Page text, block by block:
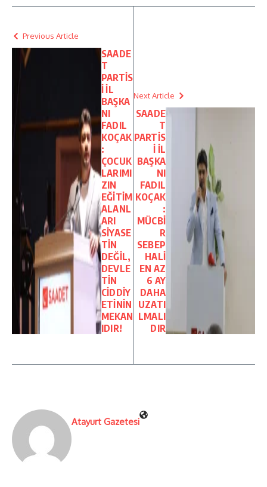
Previous Article
SAADE
T
PARTİS
İ İL
BAŞKA
NI
FADIL
KOÇAK
:
ÇOCUK
LARIMI
ZIN
EĞİTİM
ALANL
ARI
SİYASE
TİN
DEĞİL,
DEVLE
TİN
CİDDİY
ETİNİN
MEKAN
IDIR!
Next Article
SAADE
T
PARTİS
İ İL
BAŞKA
NI
FADIL
KOÇAK
:
MÜCBİ
R
SEBEP
HALİ
EN AZ
6 AY
DAHA
UZATI
LMALI
DIR
Atayurt Gazetesi